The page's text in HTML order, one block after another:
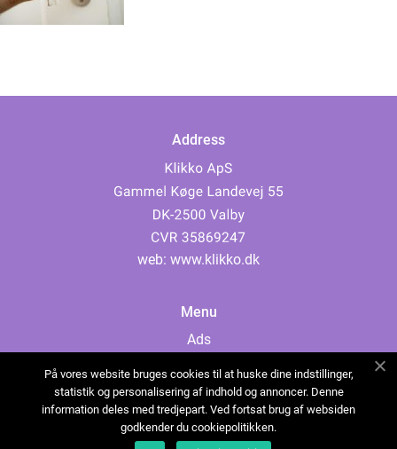
Address
web: www.klikko.dk
Menu
Ads
Cookies
Contact
Sitemap
På vores website bruges cookies til at huske dine indstillinger,
statistik og personalisering af indhold og annoncer. Denne
information deles med tredjepart. Ved fortsat brug af websiden
godkender du cookiepolitikken.